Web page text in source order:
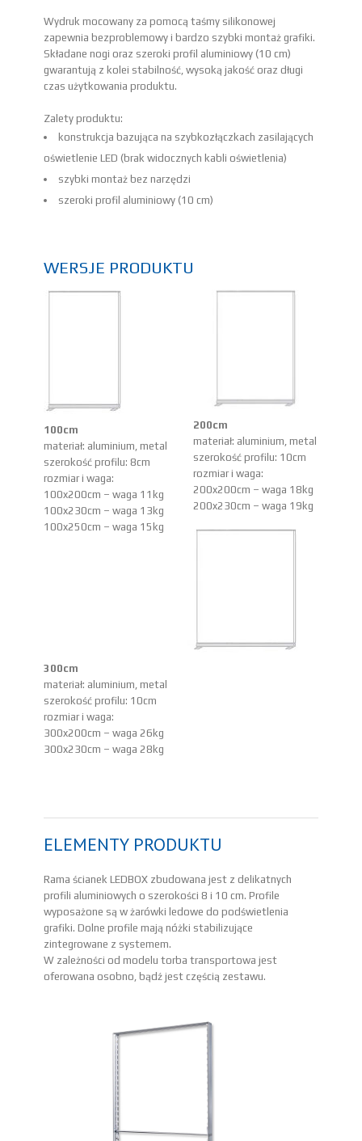
Wydruk mocowany za pomocą taśmy silikonowej
zapewnia bezproblemowy i bardzo szybki montaż grafiki.
Składane nogi oraz szeroki profil aluminiowy (10 cm)
gwarantują z kolei stabilność, wysoką jakość oraz długi
czas użytkowania produktu.
Zalety produktu:
konstrukcja bazująca na szybkozłączkach zasilających
oświetlenie LED (brak widocznych kabli oświetlenia)
szybki montaż bez narzędzi
szeroki profil aluminiowy (10 cm)
WERSJE PRODUKTU
100cm
materiał: aluminium, metal
szerokość profilu: 8cm
rozmiar i waga:
100x200cm – waga 11kg
100x230cm – waga 13kg
100x250cm – waga 15kg
200cm
materiał: aluminium, metal
szerokość profilu: 10cm
rozmiar i waga:
200x200cm – waga 18kg
200x230cm – waga 19kg
300cm
materiał: aluminium, metal
szerokość profilu: 10cm
rozmiar i waga:
300x200cm – waga 26kg
300x230cm – waga 28kg
ELEMENTY PRODUKTU
Rama ścianek LEDBOX zbudowana jest z delikatnych
profili aluminiowych o szerokości 8 i 10 cm. Profile
wyposażone są w żarówki ledowe do podświetlenia
grafiki. Dolne profile mają nóżki stabilizujące
zintegrowane z systemem.
W zależności od modelu torba transportowa jest
oferowana osobno, bądź jest częścią zestawu.